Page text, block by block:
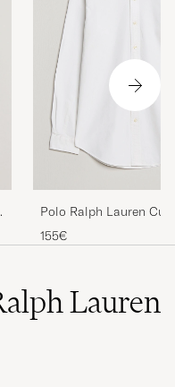
Polo Ralph Lauren
Oxford Shirt White
155€
Lauren